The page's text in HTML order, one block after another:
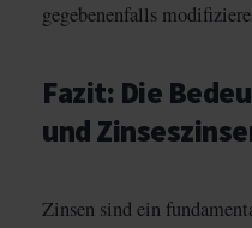
gegebenenfalls
Fazit: Die
und
Zinsen sind ein